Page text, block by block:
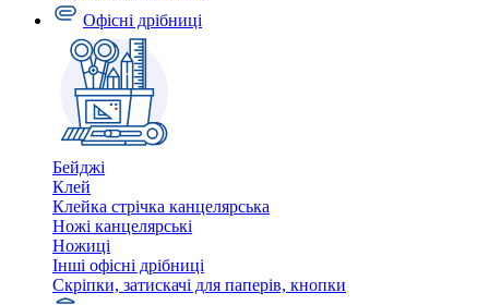
Офісні дрібниці
Бейджі
Клей
Клейка стрічка канцелярська
Ножі канцелярські
Ножиці
Інші офісні дрібниці
Скріпки, затискачі для паперів, кнопки